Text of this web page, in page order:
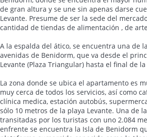
de gran altura y se une sin apenas darse
Levante. Presume de ser la sede del
cantidad de tiendas de alimentación , de
A la espalda del ático, se encuentra una de
avenidas de Benidorm, que va desde el
Levante (Plaza Triangular) hasta el final de
La zona donde se ubica el apartamento es
muy cerca de todos los servicios, así como
clínica medica, estación autobús,
sólo 10 metros de la playa Levante. Una de
transitadas por los turistas con uno 2.084
enfrente se encuentra la Isla de Benidorm